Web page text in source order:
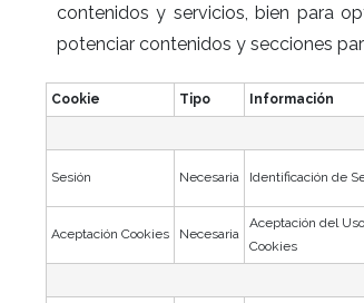
contenidos y servicios, bien para
potenciar contenidos y secciones
Cookie Tipo Información
Sesión Necesaria Identificación de
Aceptación Cookies Necesaria
Aceptación del
Cookies